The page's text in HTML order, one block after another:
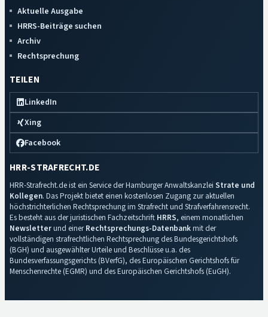
Aktuelle Ausgabe
HRRS-Beiträge suchen
Archiv
Rechtsprechung
TEILEN
LinkedIn
Xing
Facebook
HRR-STRAFRECHT.DE
HRR-Strafrecht.de ist ein Service der Hamburger Anwaltskanzlei Strate und
Kollegen. Das Projekt bietet einen kostenlosen Zugang zur aktuellen
höchstrichterlichen Rechtsprechung im Strafrecht und Strafverfahrensrecht.
Es besteht aus der juristischen Fachzeitschrift HRRS, einem monatlichen
Newsletterund einerRechtsprechungs-Datenbankmit der
vollständigen strafrechtlichen Rechtsprechung des Bundesgerichtshofs
(BGH) und ausgewählter Urteile und Beschlüsse u.a. des
Bundesverfassungsgerichts (BVerfG), des Europäischen Gerichtshofs für
Menschenrechte (EGMR) und des Europäischen Gerichtshofs (EuGH).